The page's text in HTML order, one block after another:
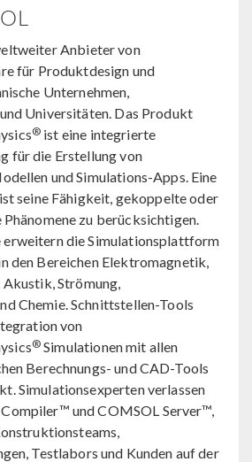
Anbieter von
für Produktdesign und
Unternehmen,
Universitäten. Das Produkt
® ist eine integrierte
für die Erstellung von
und Simulations-Apps. Eine
seine Fähigkeit, gekoppelte oder
zu berücksichtigen.
die Simulationsplattform
den Bereichen Elektromagnetik,
Strömung,
Chemie. Schnittstellen-Tools
von
® Simulationen mit allen
Berechnungs- und CAD-Tools
Simulationsexperten verlassen
und COMSOL Server™,
Testlabors und Kunden auf der